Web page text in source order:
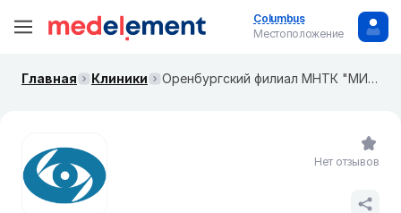
Columbus
Местоположение
Главная Клиники Оренбургский филиал МНТК "МИКРОХИРУРГИЯ ГЛАЗА" им. академика С.Н. Федорова
Нет отзывов